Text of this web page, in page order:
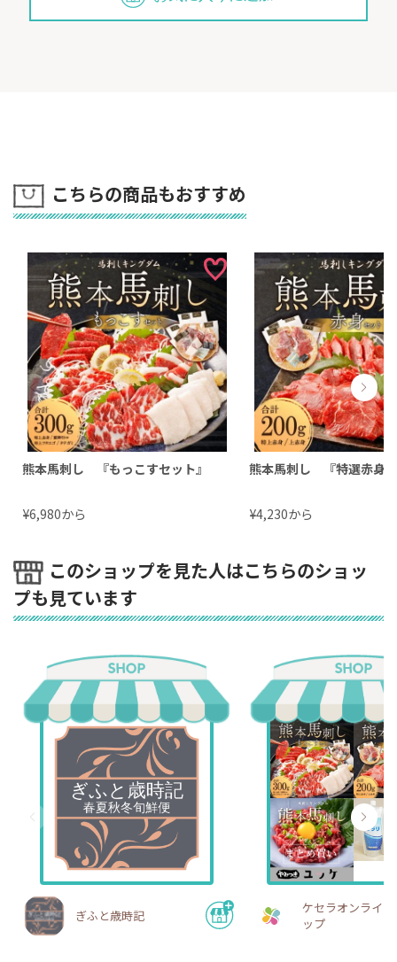
こちらの商品もおすすめ
熊本馬刺し 『もっこすセット』
¥6,980から
熊本馬刺し 『特選赤身
¥4,230から
このショップを見た人はこちらのショッ
プも見ています
ぎふと歳時記
ケセラオンライ
ップ